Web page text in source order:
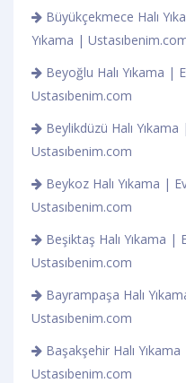
Büyükçekmece Halı
Yıkama |
Beyoğlu Halı Yıkama |
Ustasıbenim.com
Beylikdüzü Halı
Ustasıbenim.com
Beykoz Halı Yıkama |
Ustasıbenim.com
Beşiktaş Halı Yıkama |
Ustasıbenim.com
Bayrampaşa Halı
Ustasıbenim.com
Başakşehir Halı
Ustasıbenim.com